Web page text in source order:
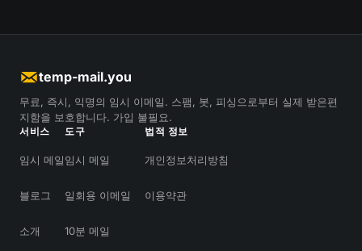
temp-mail.you
무료, 즉시, 익명의 임시 이메일. 스팸, 봇, 피싱으로부터 실제 받은편
지함을 보호합니다. 가입 불필요.
서비스
임시 메일
블로그
소개
도구
임시 메일
일회용 이메일
10분 메일
법적 정보
개인정보처리방침
이용약관